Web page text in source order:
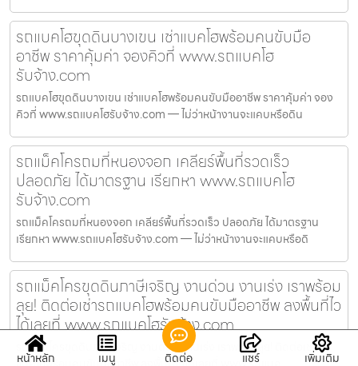
รถแบคโฮขุดดินบางเขน เช่าแบคโฮพร้อมคนขับมือ
อาชีพ ราคาคุ้มค่า จองคิวที่ www.รถแบคโฮ
รับจ้าง.com
รถแบคโฮขุดดินบางเขน เช่าแบคโฮพร้อมคนขับมืออาชีพ ราคาคุ้มค่า จอง
คิวที่ www.รถแบคโฮรับจ้าง.com — ไม่ว่าหน้างานจะแคบหรือดิน
รถแม็คโครถมที่หนองจอก เคลียร์พื้นที่รวดเร็ว
ปลอดภัย ได้มาตรฐาน เรียกหา www.รถแบคโฮ
รับจ้าง.com
รถแม็คโครถมที่หนองจอก เคลียร์พื้นที่รวดเร็ว ปลอดภัย ได้มาตรฐาน
เรียกหา www.รถแบคโฮรับจ้าง.com — ไม่ว่าหน้างานจะแคบหรือดิ
รถแม็คโครขุดดินภาษีเจริญ งานด่วน งานเร่ง เราพร้อม
ลุย! ติดต่อเช่ารถแบคโฮพร้อมคนขับมืออาชีพ ลงพื้นที่ไว
ได้เลยที่ www.รถแบคโฮรับจ้าง.com
รถแม็คโครขุดดินภาษีเจริญ งานด่วน งานเร่ง เราพร้อมลุย! ติดต่อเช่ารถ
หน้าหลัก เมนู ติดต่อ แชร์ เพิ่มเติม